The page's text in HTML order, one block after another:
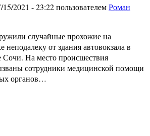
2021 - 23:22 пользователемРоман
случайные прохожие на
неподалеку от здания автовокзала в
Сочи. На место происшествия
сотрудники медицинской помощи
органов…